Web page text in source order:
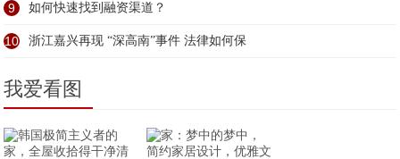
9 如何快速找到融资渠道？
10 浙江嘉兴再现 “深高南”事件 法律如何保
我爱看图